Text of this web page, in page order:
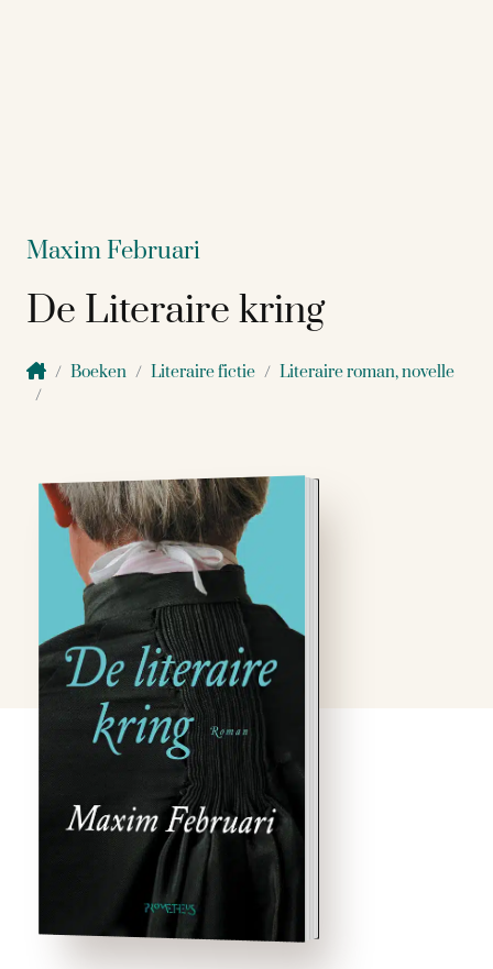
Maxim Februari
De Literaire kring
Boeken Literaire fictie Literaire roman, novelle
De dertigjarige Teresa
Pellikaan woont weer in
het dorp waar ze is
opgegroeid. Haar rijke
echtgenoot is er lid van de
literaire kring, ooit
opgericht door Teresa’s
vader.Op een dag in het
voorjaar hoort Teresa dat
haar vroegere klasgenoot